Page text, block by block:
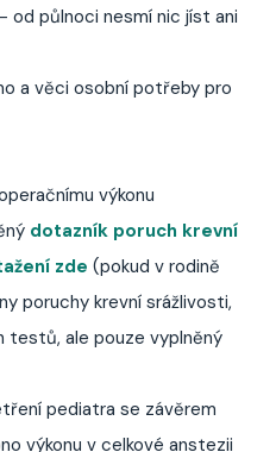
od půlnoci nesmí nic jíst ani
a věci osobní potřeby pro
výkonu
dotazník poruch krevní
zde (pokud v rodině
poruchy krevní srážlivosti,
testů, ale pouze vyplněný
pediatra se závěrem
výkonu v celkové anstezii